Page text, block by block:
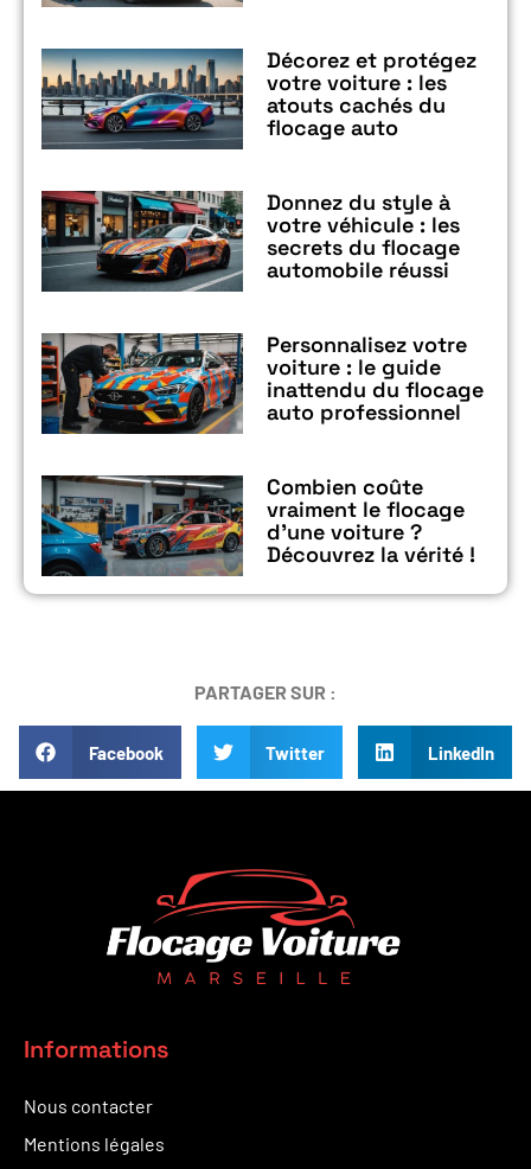
Décorez et protégez
votre voiture : les
atouts cachés du
flocage auto
Donnez du style à
votre véhicule : les
secrets du flocage
automobile réussi
Personnalisez votre
voiture : le guide
inattendu du flocage
auto professionnel
Combien coûte
vraiment le flocage
d’une voiture ?
Découvrez la vérité !
PARTAGER SUR :
Facebook Twitter LinkedIn
Informations
Nous contacter
Mentions légales